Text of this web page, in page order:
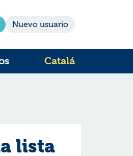
Nuevo usuario
Catalá
lista